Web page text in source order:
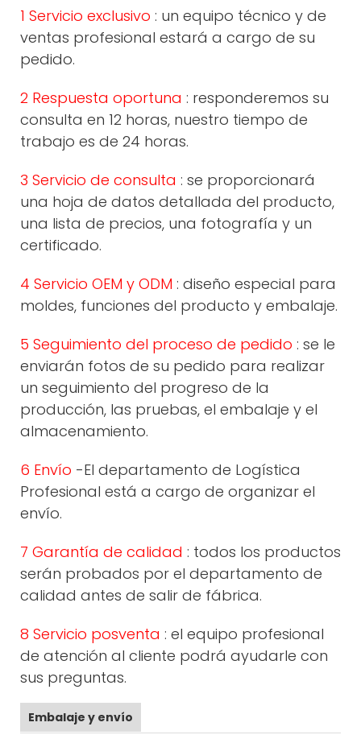
1 Servicio exclusivo : un equipo técnico y de
ventas profesional estará a cargo de su
pedido.
2 Respuesta oportuna : responderemos su
consulta en 12 horas, nuestro tiempo de
trabajo es de 24 horas.
3 Servicio de consulta : se proporcionará
una hoja de datos detallada del producto,
una lista de precios, una fotografía y un
certificado.
4 Servicio OEM y ODM : diseño especial para
moldes, funciones del producto y embalaje.
5 Seguimiento del proceso de pedido : se le
enviarán fotos de su pedido para realizar
un seguimiento del progreso de la
producción, las pruebas, el embalaje y el
almacenamiento.
6 Envío -El departamento de Logística
Profesional está a cargo de organizar el
envío.
7 Garantía de calidad : todos los productos
serán probados por el departamento de
calidad antes de salir de fábrica.
8 Servicio posventa : el equipo profesional
de atención al cliente podrá ayudarle con
sus preguntas.
Embalaje y envío